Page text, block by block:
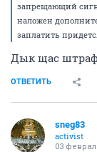
запрещающий
наложен
заплатить
Дык щас штраф
ОТВЕТИТЬ
sneg83
activist
03